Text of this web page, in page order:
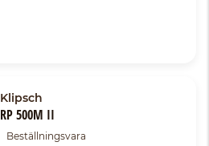
Klipsch
RP 500M II
Beställningsvara